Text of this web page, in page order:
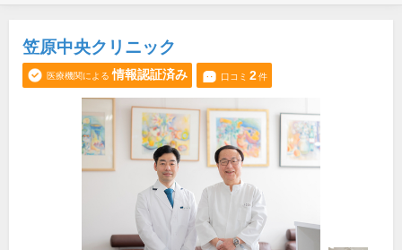
笠原中央クリニック
医療機関による 情報認証済み 口コミ 2件